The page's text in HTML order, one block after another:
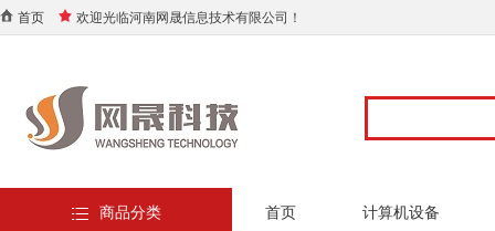
首页 欢迎光临河南网晟信息技术有限公司！
商品分类 首页 计算机设备